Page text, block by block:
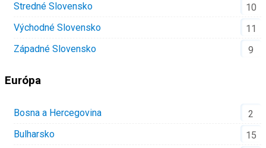
Stredné Slovensko
10
Východné Slovensko
11
Západné Slovensko
9
Európa
Bosna a Hercegovina
2
Bulharsko
15